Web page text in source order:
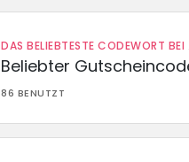
DAS BELIEBTESTE CODEWORT BEI
Beliebter
86 BENUTZT